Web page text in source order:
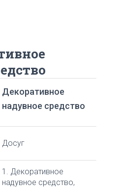
Декоративное
надувное средство
Досуг
1. Декоративное
надувное средство,